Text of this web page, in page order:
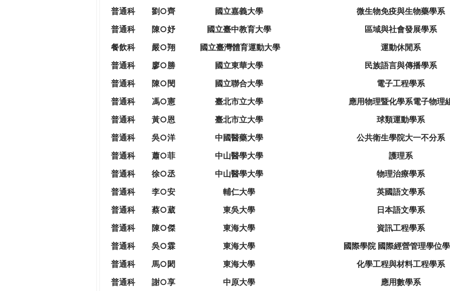
普通科
劉○齊 國立嘉義大學
微生物免疫與生物藥學系
普通科
陳○妤 國立臺中教育大學
區域與社會發展學系
餐飲科
嚴○翔 國立臺灣體育運動大學
運動休閒系
普通科
廖○勝 國立東華大學
民族語言與傳播學系
普通科
陳○閔 國立聯合大學
電子工程學系
普通科
馮○憲 臺北市立大學
應用物理暨化學系電子物理
普通科
黃○恩 臺北市立大學
球類運動學系
普通科 吳○洋 中國醫藥大學
公共衛生學院大一不分系
普通科
蕭○菲 中山醫學大學
護理系
普通科
徐○丞 中山醫學大學
物理治療學系
普通科
李○安 輔仁大學
英國語文學系
普通科
蔡○葳 東吳大學
日本語文學系
普通科
陳○傑 東海大學
資訊工程學系
普通科
吳○霖 東海大學
國際學院 國際經營管理學位
普通科
馬○閎 東海大學
化學工程與材料工程學系
普通科
謝○享 中原大學
應用數學系